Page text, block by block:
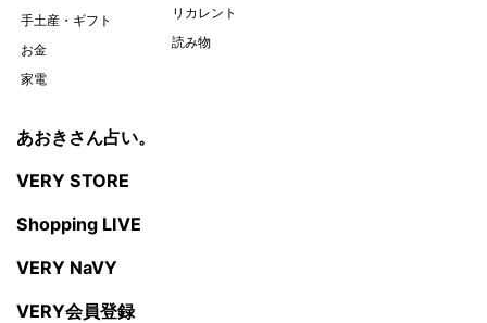
手土産・ギフト
お金
家電
リカレント
読み物
あおきさん占い。
VERY STORE
Shopping LIVE
VERY NaVY
VERY会員登録